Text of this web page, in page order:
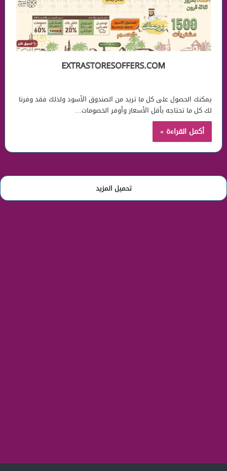
يمكنك الحصول على كل ما تريد من الصندوق الأسود ولذلك فقد وفرنا
لك كل ما تحتاجه بأقل الأسعار وأوفر الخصومات…
أكمل القراءة »
تحميل المزيد